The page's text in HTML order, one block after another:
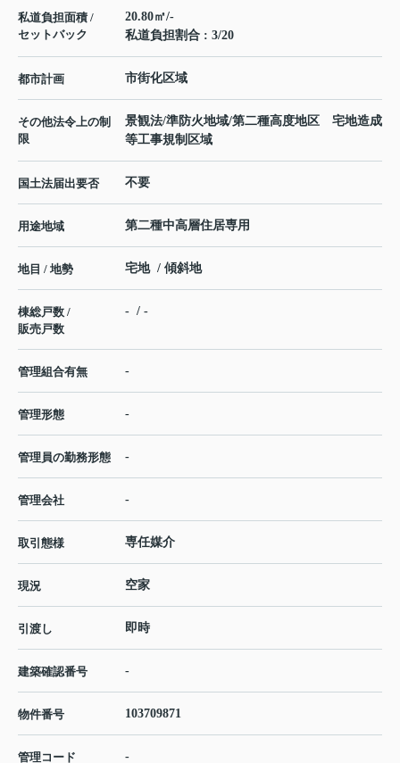
私道負担面積 /
セットバック
20.80㎡/-
私道負担割合 : 3/20
都市計画 市街化区域
その他法令上の制
限
景観法/準防火地域/第二種高度地区 宅地造成
等工事規制区域
国土法届出要否 不要
用途地域 第二種中高層住居専用
地目 / 地勢 宅地 / 傾斜地
棟総戸数 /
販売戸数
- / -
管理組合有無 -
管理形態 -
管理員の勤務形態 -
管理会社 -
取引態様 専任媒介
現況 空家
引渡し 即時
建築確認番号 -
物件番号 103709871
管理コード -